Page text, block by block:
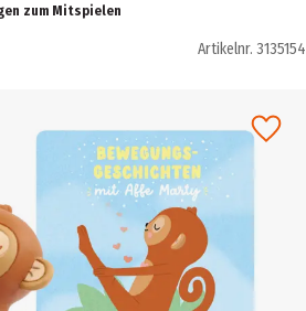
zum Mitspielen
Artikelnr. 3135154